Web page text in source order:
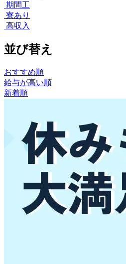
期間工
寮あり
高収入
並び替え
おすすめ順
給与が高い順
新着順